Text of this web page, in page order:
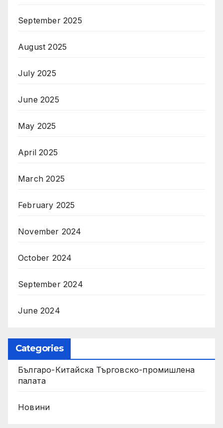
September 2025
August 2025
July 2025
June 2025
May 2025
April 2025
March 2025
February 2025
November 2024
October 2024
September 2024
June 2024
Categories
Българо-Китайска Търговско-промишлена
палaта
Новини